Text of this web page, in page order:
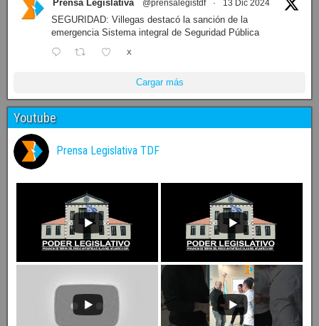
Prensa Legislativa @prensalegistdf · 13 Dic 2024
SEGURIDAD: Villegas destacó la sanción de la
emergencia Sistema integral de Seguridad Pública
X
Cargar más
Youtube
Prensa Legislativa TDF